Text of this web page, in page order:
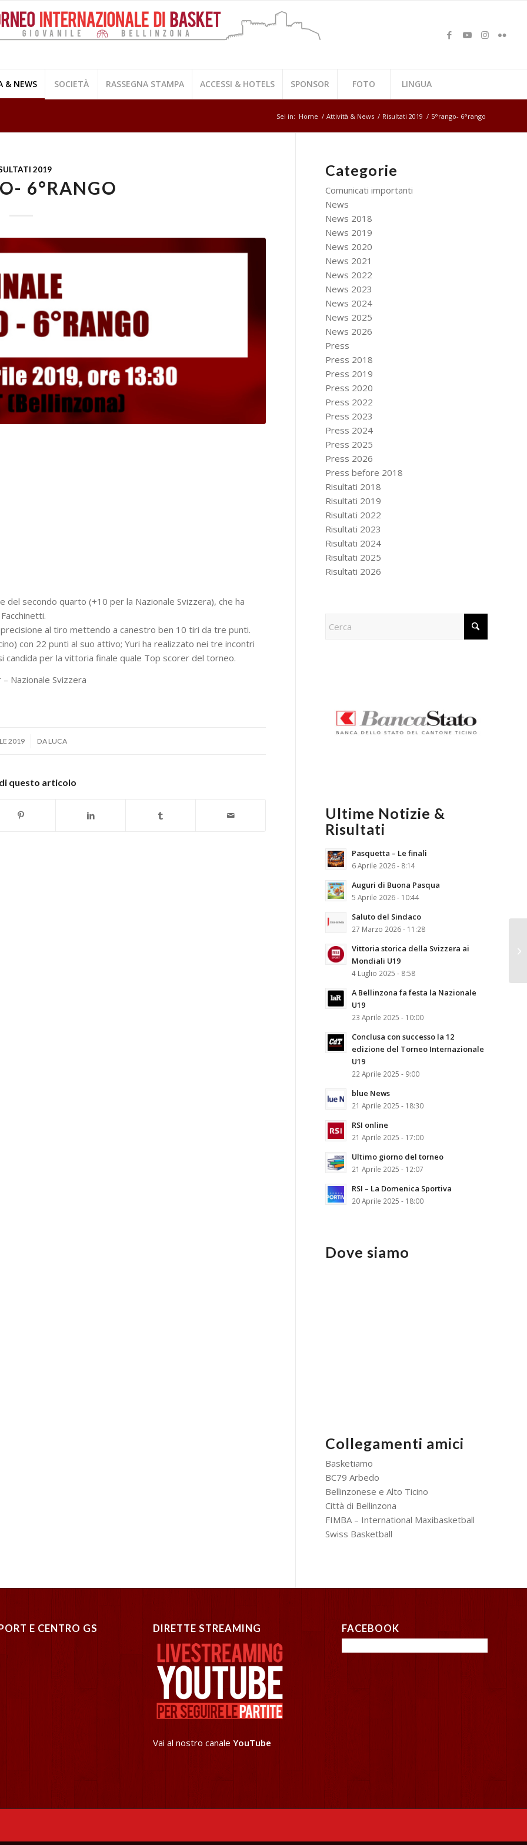
& NEWS SOCIETÀ RASSEGNA STAMPA ACCESSI & HOTELS SPONSOR FOTO LINGUA
Sei in: Home / Attività & News / Risultati 2019 / 5°rango- 6°rango
2019
6°RANGO
secondo quarto (+10 per la Nazionale Svizzera), che ha
al tiro mettendo a canestro ben 10 tiri da tre punti.
con 22 punti al suo attivo; Yuri ha realizzato nei tre incontri
per la vittoria finale quale Top scorer del torneo.
Nazionale Svizzera
2019 DA LUCA
questo articolo
Categorie
Comunicati importanti
News
News 2018
News 2019
News 2020
News 2021
News 2022
News 2023
News 2024
News 2025
News 2026
Press
Press 2018
Press 2019
Press 2020
Press 2022
Press 2023
Press 2024
Press 2025
Press 2026
Press before 2018
Risultati 2018
Risultati 2019
Risultati 2022
Risultati 2023
Risultati 2024
Risultati 2025
Risultati 2026
Ultime Notizie &
Risultati
Pasquetta – Le finali
6 Aprile 2026 - 8:14
Auguri di Buona Pasqua
5 Aprile 2026 - 10:44
Saluto del Sindaco
27 Marzo 2026 - 11:28
Vittoria storica della Svizzera ai
Mondiali U19
4 Luglio 2025 - 8:58
A Bellinzona fa festa la Nazionale
U19
23 Aprile 2025 - 10:00
Conclusa con successo la 12
edizione del Torneo Internazionale
U19
22 Aprile 2025 - 9:00
blue News
21 Aprile 2025 - 18:30
RSI online
21 Aprile 2025 - 17:00
Ultimo giorno del torneo
21 Aprile 2025 - 12:07
RSI – La Domenica Sportiva
20 Aprile 2025 - 18:00
Dove siamo
Collegamenti amici
Basketiamo
BC79 Arbedo
Bellinzonese e Alto Ticino
Città di Bellinzona
FIMBA – International Maxibasketball
Swiss Basketball
E CENTRO GS DIRETTE STREAMING
Vai al nostro canaleYouTube
FACEBOOK